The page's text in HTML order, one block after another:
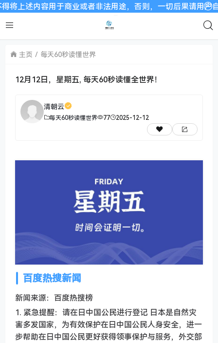
内容用于商业或者非法用途，否则，一切后果请用户自负
主页 每天60秒读懂世界
12月12日，星期五, 每天60秒读懂全世界！
清朝云
每天60秒读懂世界 77 2025-12-12
百度热搜新闻
新闻来源：百度热搜榜
1. 紧急提醒：请在日中国公民进行登记 日本是自然灾
害多发国家，为有效保护在日中国公民人身安全，进一
步帮助在日中国公民更好获得领事保护与服务，外交部